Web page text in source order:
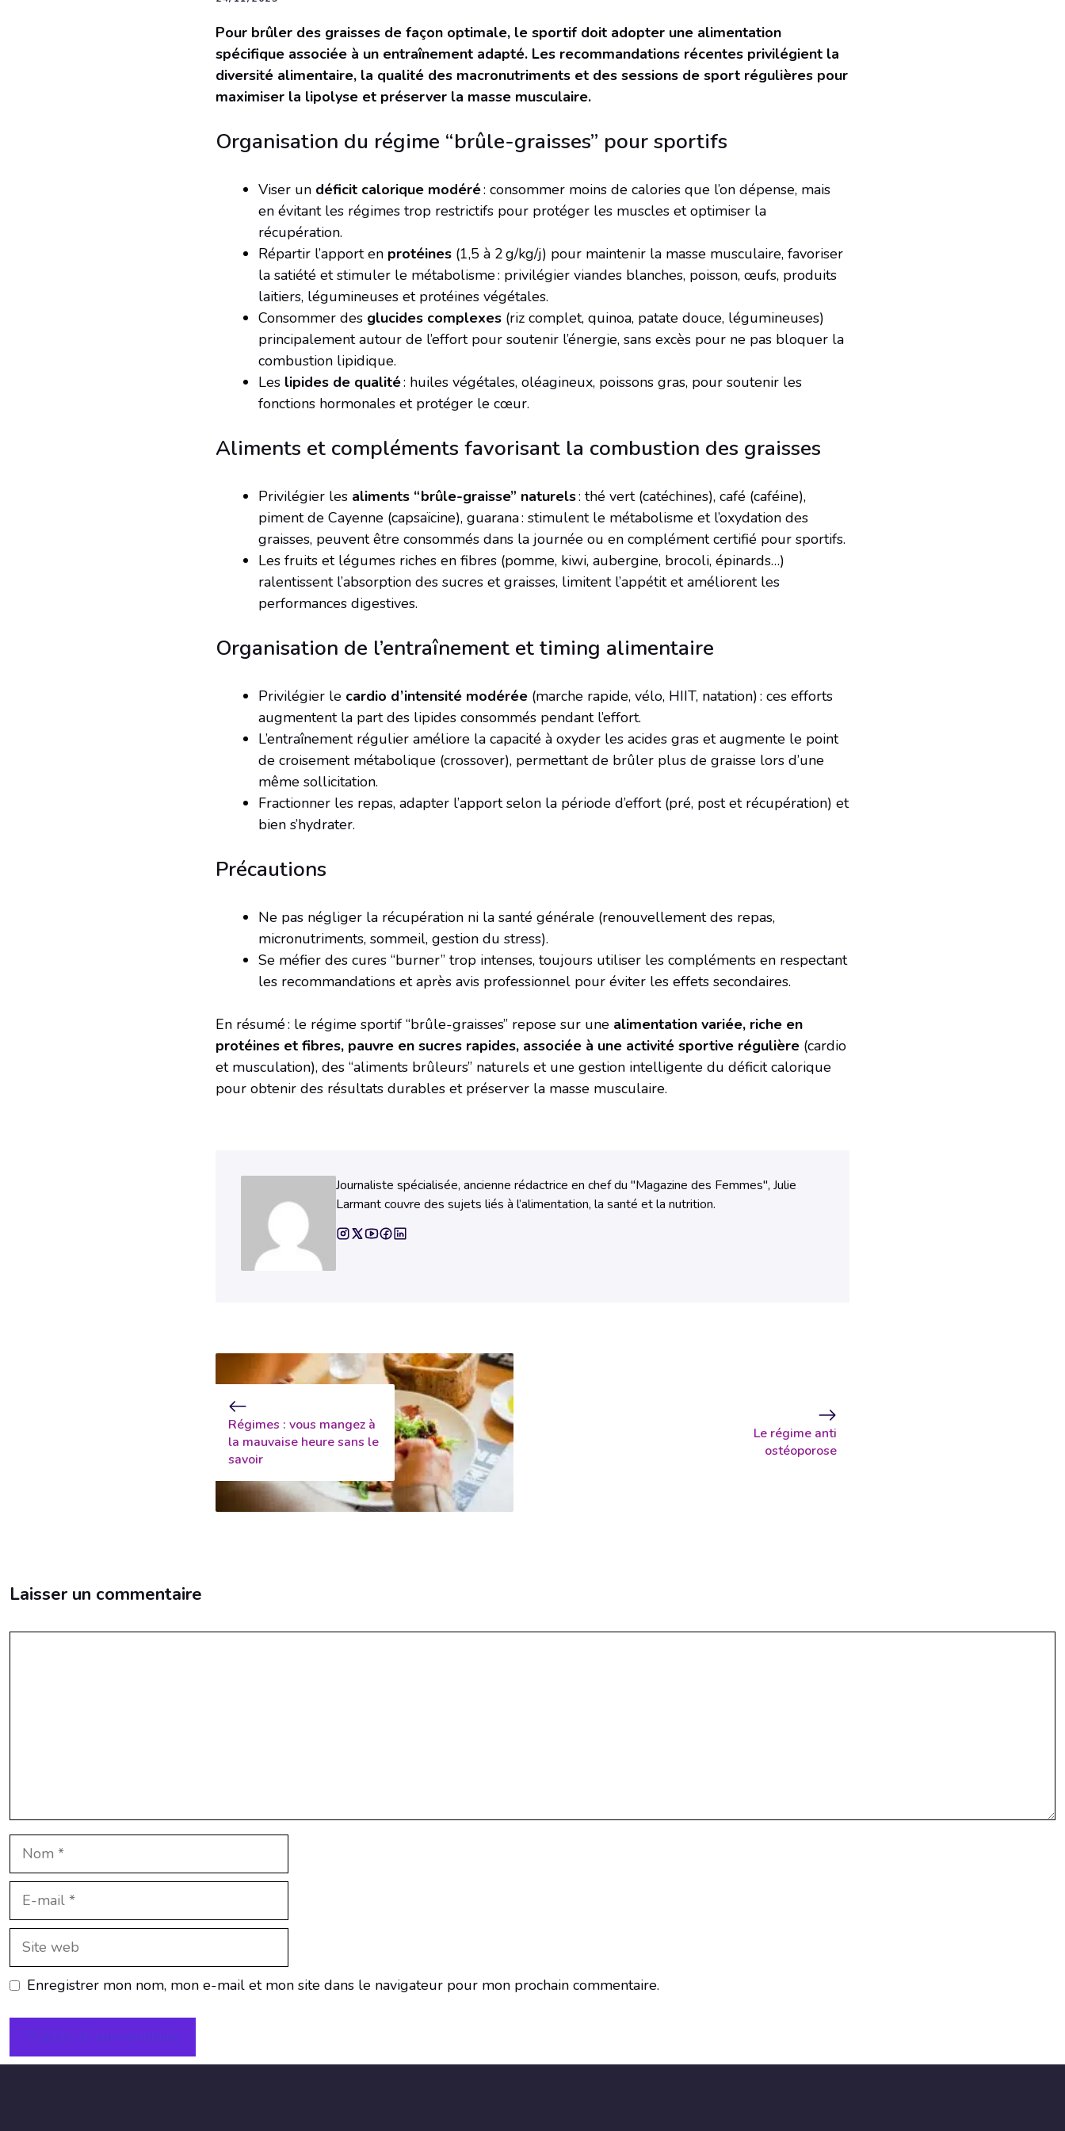
Pour brûler des graisses de façon optimale, le sportif doit adopter une alimentation
spécifique associée à un entraînement adapté. Les recommandations récentes privilégient la
diversité alimentaire, la qualité des macronutriments et des sessions de sport régulières pour
maximiser la lipolyse et préserver la masse musculaire.
Organisation du régime “brûle-graisses” pour sportifs
Viser un déficit calorique modéré: consommer moins de calories que l’on dépense, mais
en évitant les régimes trop restrictifs pour protéger les muscles et optimiser la
récupération.
Répartir l’apport en protéines (1,5 à 2 g/kg/j) pour maintenir la masse musculaire, favoriser
la satiété et stimuler le métabolisme : privilégier viandes blanches, poisson, œufs, produits
laitiers, légumineuses et protéines végétales.
Consommer des glucides complexes (riz complet, quinoa, patate douce, légumineuses)
principalement autour de l’effort pour soutenir l’énergie, sans excès pour ne pas bloquer la
combustion lipidique.
Les lipides de qualité: huiles végétales, oléagineux, poissons gras, pour soutenir les
fonctions hormonales et protéger le cœur.
Aliments et compléments favorisant la combustion des graisses
Privilégier les aliments “brûle-graisse” naturels: thé vert (catéchines), café (caféine),
piment de Cayenne (capsaïcine), guarana : stimulent le métabolisme et l’oxydation des
graisses, peuvent être consommés dans la journée ou en complément certifié pour sportifs.
Les fruits et légumes riches en fibres (pomme, kiwi, aubergine, brocoli, épinards…)
ralentissent l’absorption des sucres et graisses, limitent l’appétit et améliorent les
performances digestives.
Organisation de l’entraînement et timing alimentaire
Privilégier le cardio d’intensité modérée (marche rapide, vélo, HIIT, natation) : ces efforts
augmentent la part des lipides consommés pendant l’effort.
L’entraînement régulier améliore la capacité à oxyder les acides gras et augmente le point
de croisement métabolique (crossover), permettant de brûler plus de graisse lors d’une
même sollicitation.
Fractionner les repas, adapter l’apport selon la période d’effort (pré, post et récupération) et
bien s’hydrater.
Précautions
Ne pas négliger la récupération ni la santé générale (renouvellement des repas,
micronutriments, sommeil, gestion du stress).
Se méfier des cures “burner” trop intenses, toujours utiliser les compléments en respectant
les recommandations et après avis professionnel pour éviter les effets secondaires.
En résumé : le régime sportif “brûle-graisses” repose sur une alimentation variée, riche en
protéines et fibres, pauvre en sucres rapides, associée à une activité sportive régulière (cardio
et musculation), des “aliments brûleurs” naturels et une gestion intelligente du déficit calorique
pour obtenir des résultats durables et préserver la masse musculaire.
Journaliste spécialisée, ancienne rédactrice en chef du "Magazine des Femmes", Julie
Larmant couvre des sujets liés à l’alimentation, la santé et la nutrition.
Régimes : vous mangez à
la mauvaise heure sans le
savoir
Le régime anti
ostéoporose
Laisser un commentaire
Nom
E-
Site
Enregistrer mon nom, mon e-mail et mon site dans le navigateur pour mon prochain commentaire.